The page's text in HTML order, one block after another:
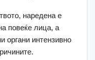
наредена е
повеќе лица, а
органи интензивно